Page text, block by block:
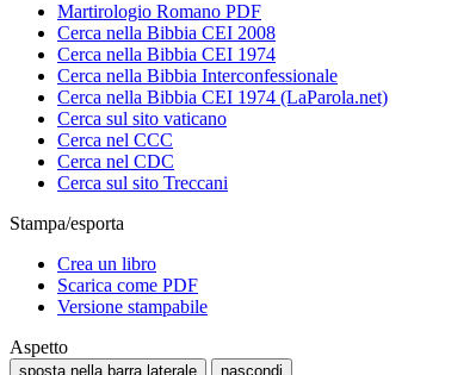
Martirologio Romano PDF
Cerca nella Bibbia CEI 2008
Cerca nella Bibbia CEI 1974
Cerca nella Bibbia Interconfessionale
Cerca nella Bibbia CEI 1974 (LaParola.net)
Cerca sul sito vaticano
Cerca nel CCC
Cerca nel CDC
Cerca sul sito Treccani
Stampa/esporta
Crea un libro
Scarica come PDF
Versione stampabile
Aspetto
sposta nella barra laterale nascondi